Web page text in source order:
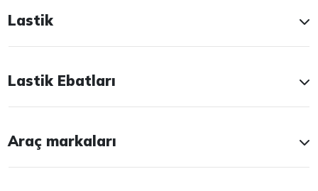
Lastik
Lastik Ebatları
Araç markaları